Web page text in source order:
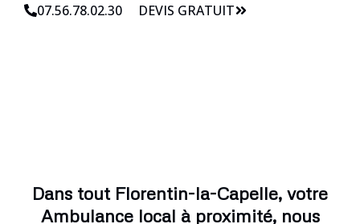
07.56.78.02.30 DEVIS GRATUIT
Dans tout Florentin-la-Capelle, votre
Ambulance local à proximité, nous